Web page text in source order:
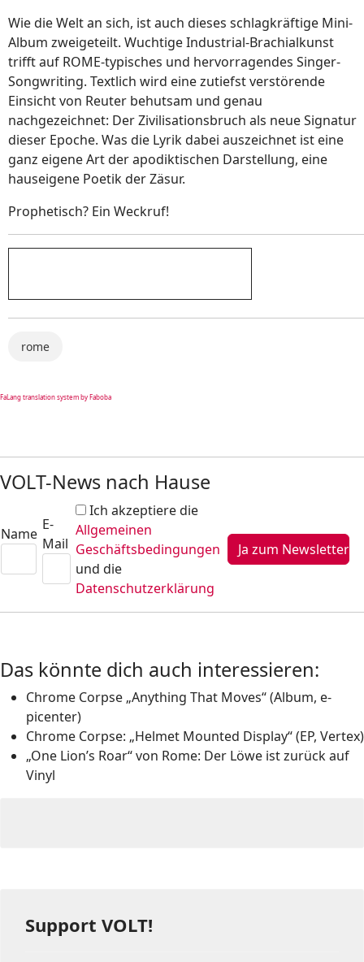
Wie die Welt an sich, ist auch dieses schlagkräftige Mini-
Album zweigeteilt. Wuchtige Industrial-Brachialkunst
trifft auf ROME-typisches und hervorragendes Singer-
Songwriting. Textlich wird eine zutiefst verstörende
Einsicht von Reuter behutsam und genau
nachgezeichnet: Der Zivilisationsbruch als neue Signatur
dieser Epoche. Was die Lyrik dabei auszeichnet ist eine
ganz eigene Art der apodiktischen Darstellung, eine
hauseigene Poetik der Zäsur.
Prophetisch? Ein Weckruf!
rome
FaLang translation system by Faboba
VOLT-News nach Hause
Name
E-
Mail
Ich akzeptiere die
Allgemeinen
Geschäftsbedingungen
und die
Datenschutzerklärung
Das könnte dich auch interessieren:
Chrome Corpse „Anything That Moves“ (Album, e-
picenter)
Chrome Corpse: „Helmet Mounted Display“ (EP, Vertex)
„One Lionʼs Roar“ von Rome: Der Löwe ist zurück auf
Vinyl
Support VOLT!